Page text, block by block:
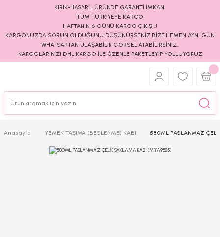
KIRIK-HASARLI ÜRÜNDE GARANTİ İMKANI
TÜM TÜRKİYEYE KARGO
HAFTANIN 6 GÜNÜ KARGO ÇIKIŞI..!
KARGONUZDA SORUN OLDUĞUNU DÜŞÜNÜRSENİZ BİZE HEMEN AYNI GÜN
WHATSAPTAN ULAŞABİLİR GÖRSEL ATABİLİRSİNİZ..
KARGOLARINIZI DHL KARGO İLE ÖZENLE PAKETLEYİP YOLLUYORUZ
Anasayfa YEMEK TAŞIMA (BESLENME) KABI 580ML PASLANMAZ